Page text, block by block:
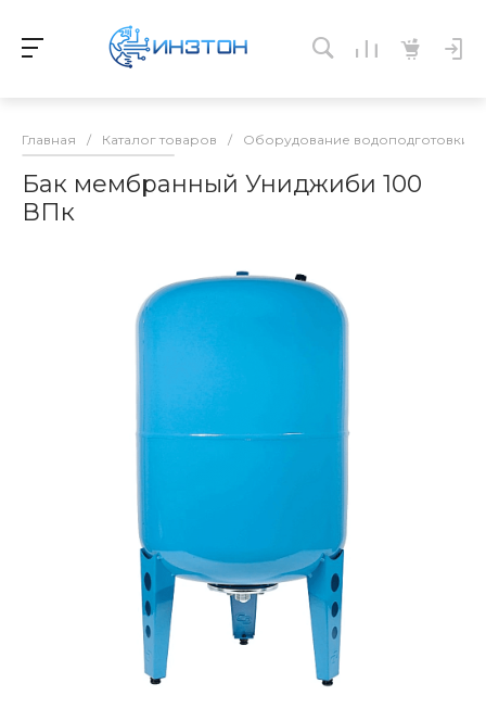
Главная / Каталог товаров / Оборудование водоподготовки и
Бак мембранный Униджиби 100
ВПк